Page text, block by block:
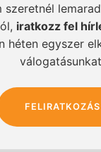
szeretnél
iratkozz fel
héten egyszer
FELIRATKOZÁS